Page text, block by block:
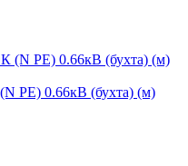
PE) 0.66кВ (бухта) (м)